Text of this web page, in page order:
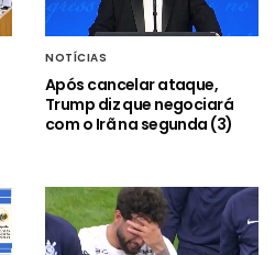
NOTÍCIAS
Após cancelar ataque,
Trump diz que negociará
com o Irã na segunda (3)